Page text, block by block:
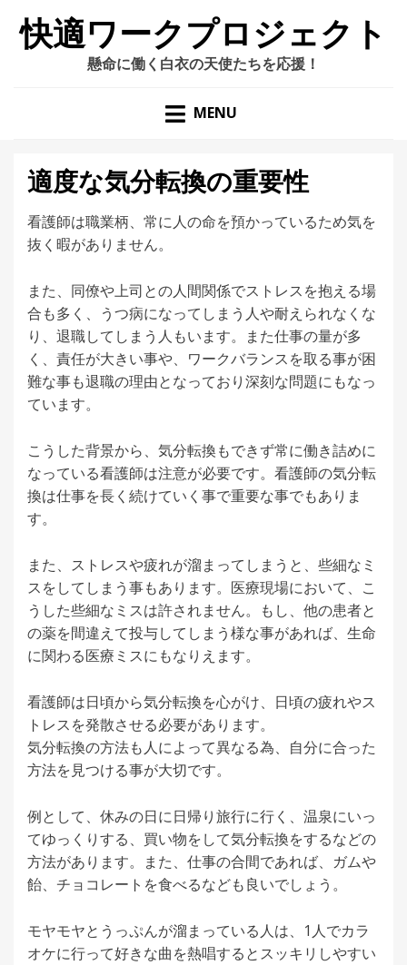
快適ワークプロジェクト
懸命に働く白衣の天使たちを応援！
MENU
適度な気分転換の重要性
看護師は職業柄、常に人の命を預かっているため気を
抜く暇がありません。
また、同僚や上司との人間関係でストレスを抱える場
合も多く、うつ病になってしまう人や耐えられなくな
り、退職してしまう人もいます。また仕事の量が多
く、責任が大きい事や、ワークバランスを取る事が困
難な事も退職の理由となっており深刻な問題にもなっ
ています。
こうした背景から、気分転換もできず常に働き詰めに
なっている看護師は注意が必要です。看護師の気分転
換は仕事を長く続けていく事で重要な事でもありま
す。
また、ストレスや疲れが溜まってしまうと、些細なミ
スをしてしまう事もあります。医療現場において、こ
うした些細なミスは許されません。もし、他の患者と
の薬を間違えて投与してしまう様な事があれば、生命
に関わる医療ミスにもなりえます。
看護師は日頃から気分転換を心がけ、日頃の疲れやス
トレスを発散させる必要があります。
気分転換の方法も人によって異なる為、自分に合った
方法を見つける事が大切です。
例として、休みの日に日帰り旅行に行く、温泉にいっ
てゆっくりする、買い物をして気分転換をするなどの
方法があります。また、仕事の合間であれば、ガムや
飴、チョコレートを食べるなども良いでしょう。
モヤモヤとうっぷんが溜まっている人は、1人でカラ
オケに行って好きな曲を熱唱するとスッキリしやすい